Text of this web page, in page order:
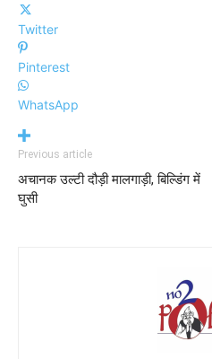
Twitter
Pinterest
WhatsApp
Previous article
अचानक उल्टी दौड़ी मालगाड़ी, बिल्डिंग में
घुसी